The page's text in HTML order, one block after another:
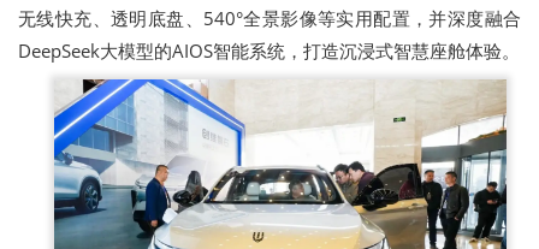
无线快充、透明底盘、540°全景影像等实用配置，并深度融合
DeepSeek大模型的AIOS智能系统，打造沉浸式智慧座舱体验。